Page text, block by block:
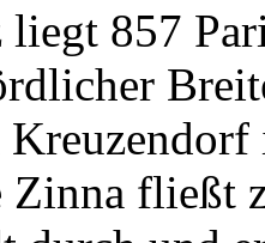
857
Zinna fließt